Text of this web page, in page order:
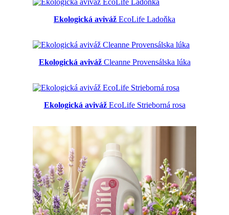
Ekologická aviváž EcoLife Ladoňka
Ekologická avivážCleanne Provensálska lúka
Ekologická avivážEcoLife Strieborná rosa